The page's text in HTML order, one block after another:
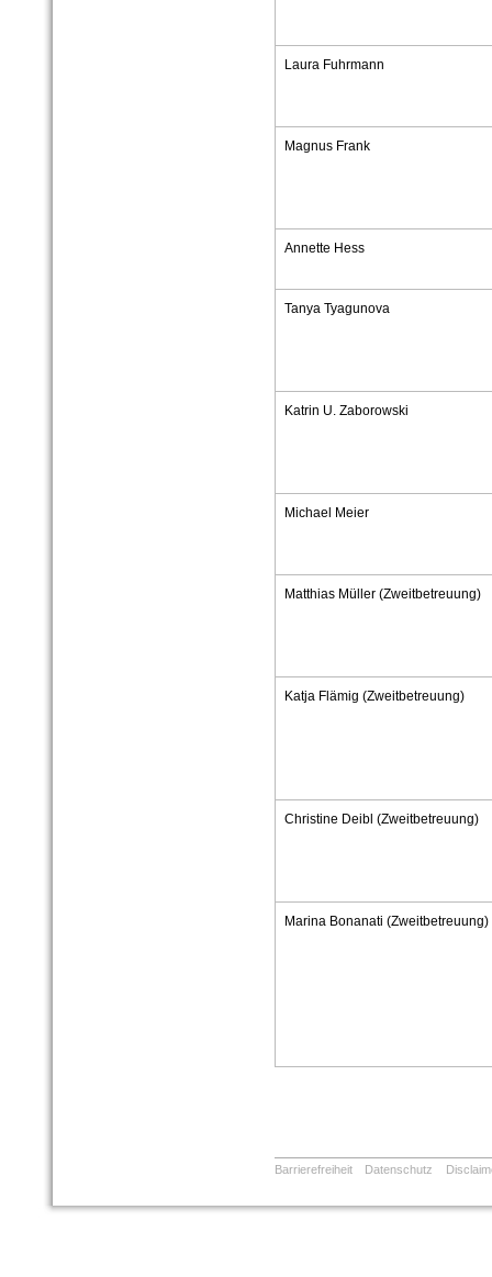
Laura Fuhrmann
Magnus Frank
Annette Hess
Tanya Tyagunova
Katrin U. Zaborowski
Michael Meier
Matthias Müller (Zweitbetreuung)
Katja Flämig (Zweitbetreuung)
Christine Deibl (Zweitbetreuung)
Marina Bonanati (Zweitbetreuung)
Barrierefreiheit Datenschutz